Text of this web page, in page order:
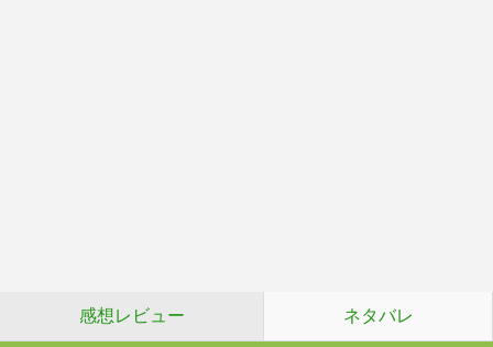
感想レビュー ネタバレ